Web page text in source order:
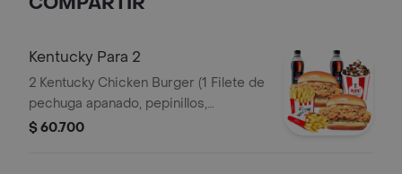
Kentucky Para 2
2 Kentucky Chicken Burger (1 Filete de
pechuga apanado, pepinillos,
mayonesa premium y mantequilla) + 2
$ 60.700